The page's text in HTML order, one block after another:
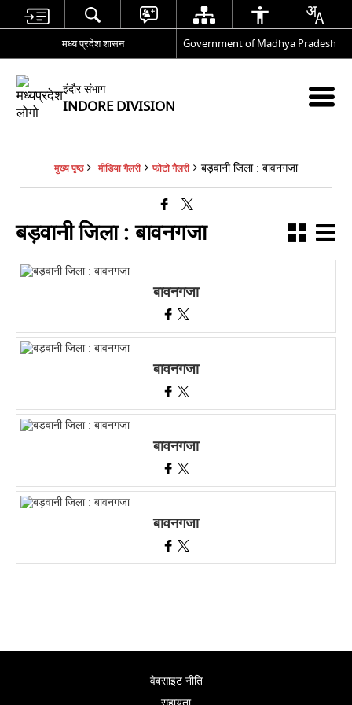
मध्य प्रदेश शासन Government of Madhya Pradesh
इंदौर संभाग
INDORE DIVISION
मुख्य पृष्ठ मीडिया गैलरी फोटो गैलरी बड़वानी जिला : बावनगजा
बड़वानी जिला : बावनगजा
बावनगजा
बावनगजा
बावनगजा
बावनगजा
वेबसाइट नीति